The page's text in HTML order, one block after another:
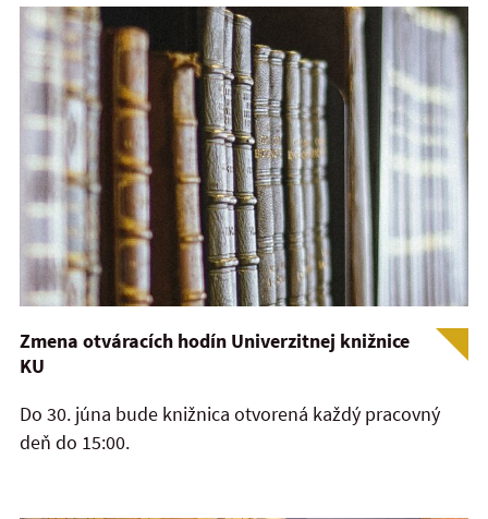
Zmena otváracích hodín Univerzitnej knižnice
KU
Do 30. júna bude knižnica otvorená každý pracovný
deň do 15:00.